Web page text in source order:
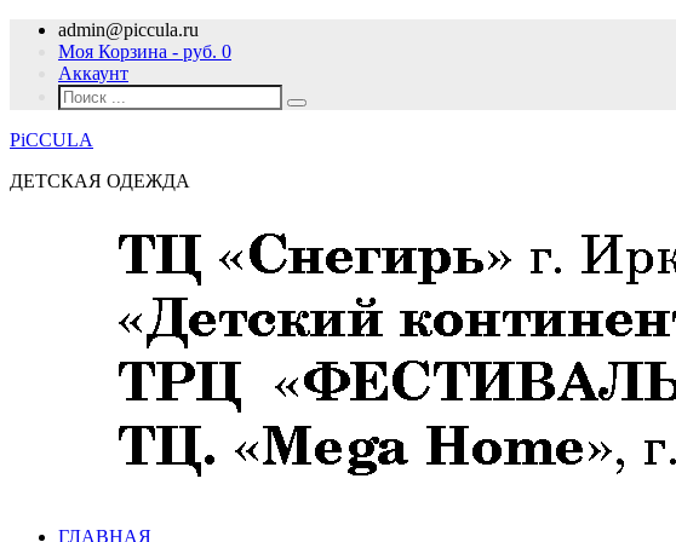
admin@piccula.ru
Моя Корзина - руб. 0
Аккаунт
PiCCULA
ДЕТСКАЯ ОДЕЖДА
ГЛАВНАЯ